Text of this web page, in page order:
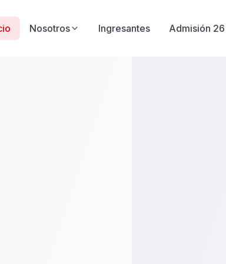
Nosotros Ingresantes Admisión 26